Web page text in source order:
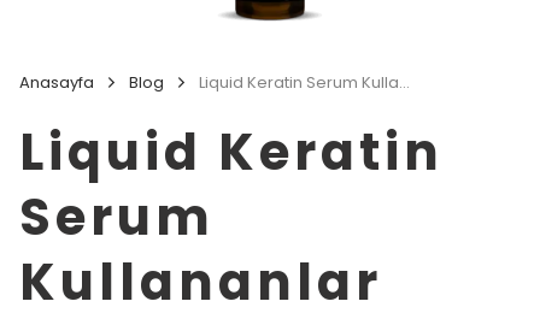
Anasayfa Blog Liquid Keratin Serum Kullananlar
Liquid Keratin
Serum
Kullananlar